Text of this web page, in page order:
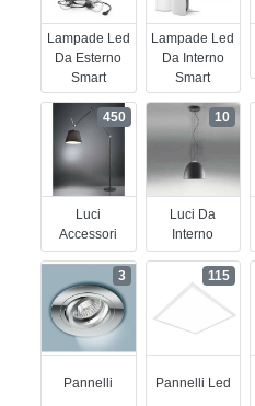
Lampade Led
Da Esterno
Smart
Lampade Led
Da Interno
Smart
Luci
Accessori
450
Luci Da
Interno
10
Pannelli
3
Pannelli Led
115